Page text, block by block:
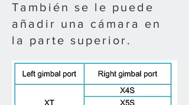
También se le puede
añadir una cámara en
la parte superior.